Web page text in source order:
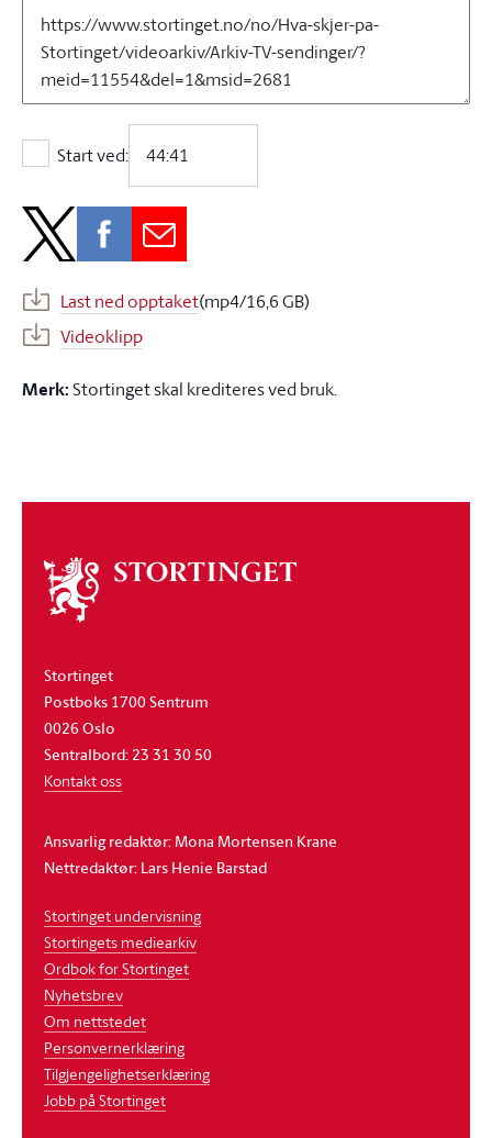
Start ved:
Start ved:
Last ned opptaket(mp4/16,6 GB)
Videoklipp
Merk:Stortinget skal krediteres ved bruk.
Om
stortinget
Stortinget
Postboks 1700 Sentrum
0026 Oslo
Sentralbord: 23 31 30 50
Kontakt oss
Ansvarlig redaktør: Mona Mortensen Krane
Nettredaktør: Lars Henie Barstad
Stortinget undervisning
Stortingets mediearkiv
Ordbok for Stortinget
Nyhetsbrev
Om nettstedet
Personvernerklæring
Tilgjengelighetserklæring
Jobb på Stortinget